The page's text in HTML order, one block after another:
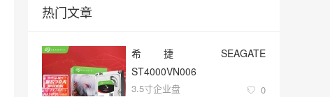
热门文章
希捷 SEAGATE
ST4000VN006
3.5寸企业盘 0